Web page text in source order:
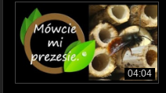
04:04